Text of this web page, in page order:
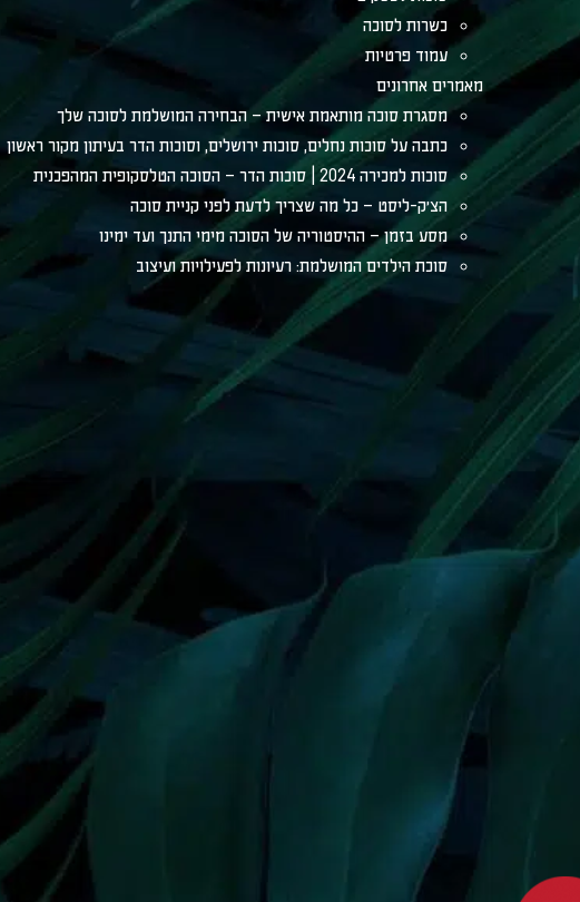
כשרות לסוכה
עמוד פרטיות
מאמרים אחרונים
מסגרת סוכה מותאמת אישית – הבחירה המושלמת לסוכה שלך
כתבה על סוכות נחלים, סוכות ירושלים, וסוכות הדר בעיתון מקור ראשון
סוכות למכירה 2024 | סוכות הדר – הסוכה הטלסקופית המהפכנית
הצ׳ק-ליסט – כל מה שצריך לדעת לפני קניית סוכה
מסע בזמן – ההיסטוריה של הסוכה מימי התנך ועד ימינו
סוכת הילדים המושלמת: רעיונות לפעילויות ועיצוב